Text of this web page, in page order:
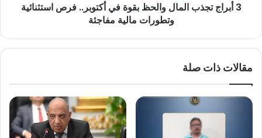
استثنائية3 أبراج تجذب المال والحظ بقوة في أكتوبر.. فرص استثنائية
وتطورات مالية مفاجئة
مقالات ذات صلة